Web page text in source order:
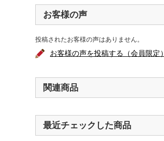
お客様の声
投稿されたお客様の声はありません。
お客様の声を投稿する（会員限定）
関連商品
最近チェックした商品